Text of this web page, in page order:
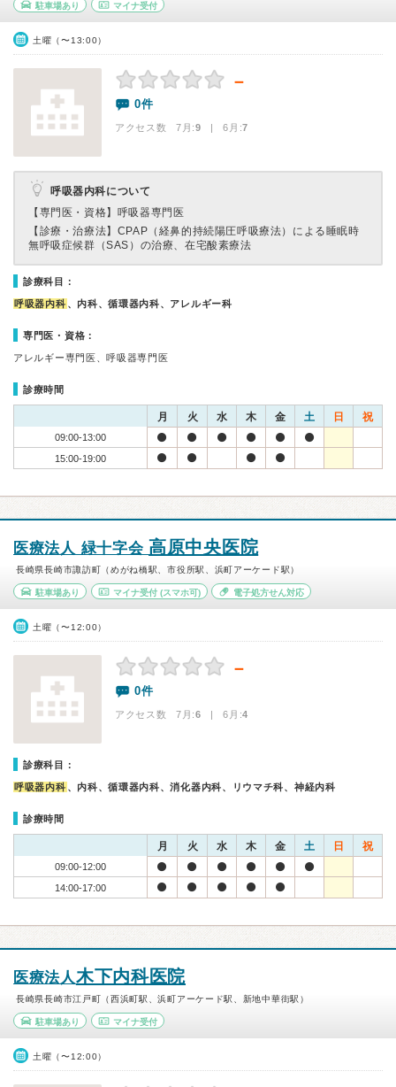
駐車場あり マイナ受付
土曜（〜13:00）
－
0件
アクセス数 7月:9 | 6月:7
呼吸器内科について
【専門医・資格】 呼吸器専門医
【診療・治療法】 CPAP（経鼻的持続陽圧呼吸療法）による睡眠時
無呼吸症候群（SAS）の治療、在宅酸素療法
診療科目：
呼吸器内科 、内科、循環器内科、アレルギー科
専門医・資格：
アレルギー専門医、呼吸器専門医
診療時間
月 火 水 木 金 土 日 祝
09:00-13:00
15:00-19:00
医療法人 緑十字会 高原中央医院
長崎県長崎市諏訪町（めがね橋駅、市役所駅、浜町アーケード駅）
駐車場あり マイナ受付(スマホ可) 電子処方せん対応
土曜（〜12:00）
－
0件
アクセス数 7月:6 | 6月:4
診療科目：
呼吸器内科 、内科、循環器内科、消化器内科、リウマチ科、神経内科
診療時間
月 火 水 木 金 土 日 祝
09:00-12:00
14:00-17:00
医療法人木下内科医院
長崎県長崎市江戸町（西浜町駅、浜町アーケード駅、新地中華街駅）
駐車場あり マイナ受付
土曜（〜12:00）